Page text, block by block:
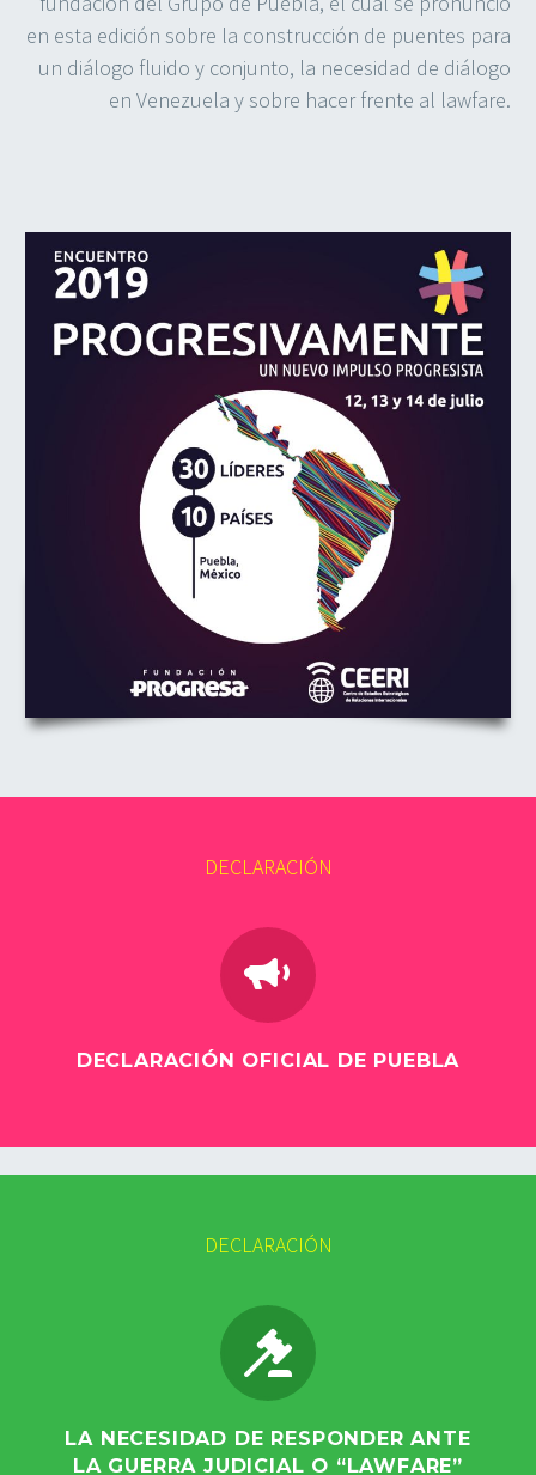
en esta edición sobre la construcción de puentes para
un diálogo fluido y conjunto, la necesidad de diálogo
en Venezuela y sobre hacer frente al lawfare.
DECLARACIÓN


DECLARACIÓN OFICIAL DE PUEBLA
DECLARACIÓN


LA NECESIDAD DE RESPONDER ANTE
LA GUERRA JUDICIAL O “LAWFARE”